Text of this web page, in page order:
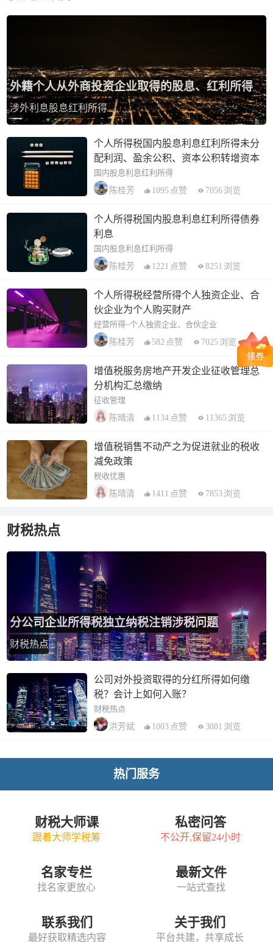
外籍个人从外商投资企业取得的股息、红利所得
涉外利息股息红利所得
个人所得税国内股息利息红利所得未分
配利润、盈余公积、资本公积转增资本
国内股息利息红利所得
陈桂芳
1095 点赞 7056 浏览
个人所得税国内股息利息红利所得债券
利息
国内股息利息红利所得
陈桂芳
1221 点赞 8251 浏览
个人所得税经营所得个人独资企业、合
伙企业为个人购买财产
经营所得~个人独资企业、合伙企业
陈桂芳
582 点赞 7025 浏览
增值税服务房地产开发企业征收管理总
分机构汇总缴纳
征收管理
陈晴清
1134 点赞 11365 浏览
增值税销售不动产之为促进就业的税收
减免政策
税收优惠
陈晴清
1411 点赞 7853 浏览
财税热点
分公司企业所得税独立纳税注销涉税问题
财税热点
公司对外投资取得的分红所得如何缴
税？会计上如何入账？
财税热点
洪芳斌
1003 点赞 3881 浏览
热门服务
财税大师课
跟着大师学税筹
私密问答
不公开,保留24小时
名家专栏
找名家更放心
最新文件
一站式查找
联系我们
最好获取精选内容
关于我们
平台共建，共享成长